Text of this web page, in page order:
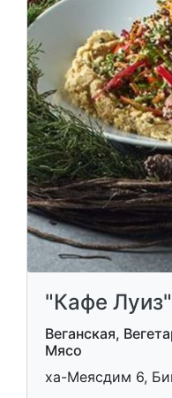
"Кафе
Веганская,
Мясо
ха-Меясдим 6,